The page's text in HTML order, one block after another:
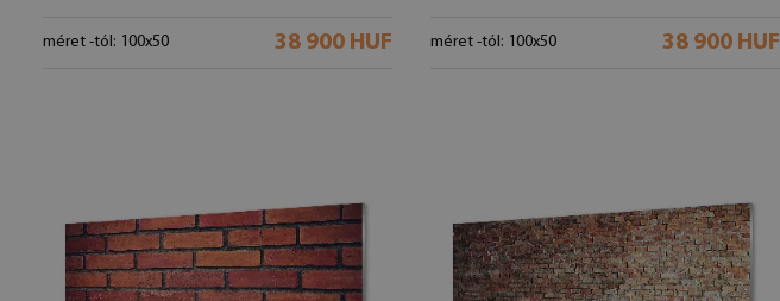
méret -tól: 100x50 38 900 HUF méret -tól: 100x50 38 900 HUF